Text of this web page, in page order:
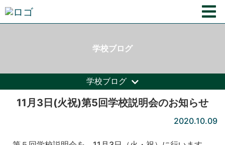
学校ブログ
学校ブログ
11月3日(火祝)第5回学校説明会のお知らせ
2020.10.09